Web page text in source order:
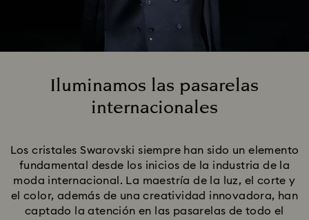
Iluminamos las pasarelas
internacionales
Los cristales Swarovski siempre han sido un elemento
fundamental desde los inicios de la industria de la
moda internacional. La maestría de la luz, el corte y
el color, además de una creatividad innovadora, han
captado la atención en las pasarelas de todo el